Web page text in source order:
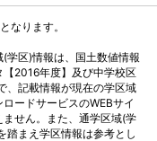
なります。
学区)情報は、国土数値情報
2016年度】及び中学校区
、記載情報が現在の学区域
ードサービスのWEBサイ
せん。また、通学区域(学
踏まえ学区情報は参考とし